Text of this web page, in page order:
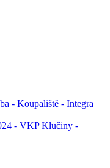
- Koupaliště - Integra
- VKP Klučiny -